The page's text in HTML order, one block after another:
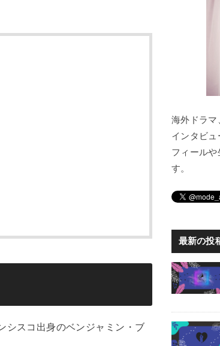
シスコ出身のベンジャミン・ブ
海外ドラマ
インタビュ
フィール
す。
最新の投